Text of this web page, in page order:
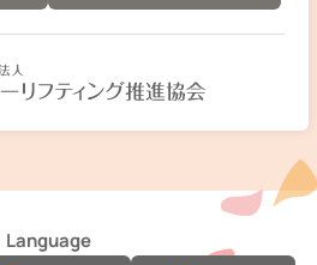
Language